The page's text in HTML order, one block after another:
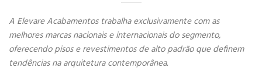
A Elevare Acabamentos trabalha exclusivamente com as
melhores marcas nacionais e internacionais do segmento,
oferecendo pisos e revestimentos de alto padrão que definem
tendências na arquitetura contemporânea.